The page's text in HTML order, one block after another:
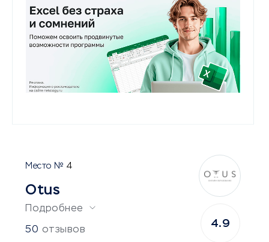
4
Otus
Подробнее
50 отзывов
4.9